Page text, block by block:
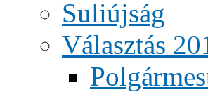
Suliújság
Választás